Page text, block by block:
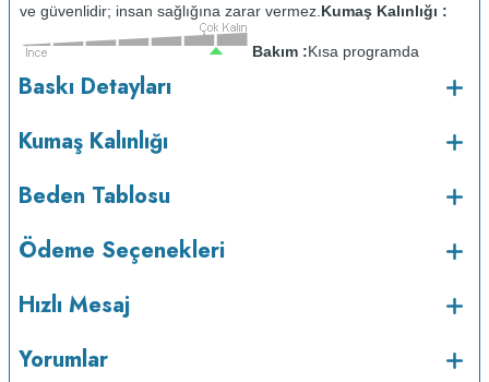
ve güvenlidir; insan sağlığına zarar vermez. Kumaş Kalınlığı :
Bakım :Kısa programda
maksimum 30
C sıcaklıkta ve tersten yıkanır.
yapılmaz.Kurutma makinesinde kurutulmaz.
Orta ısıda ve tersten
Baskı Detayları
Kumaş Kalınlığı
Beden Tablosu
Ödeme Seçenekleri
Hızlı Mesaj
Yorumlar